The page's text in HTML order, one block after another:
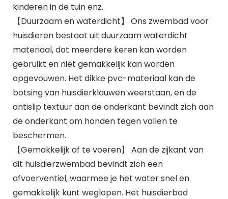
kinderen in de tuin enz.
【Duurzaam en waterdicht】 Ons zwembad voor
huisdieren bestaat uit duurzaam waterdicht
materiaal, dat meerdere keren kan worden
gebruikt en niet gemakkelijk kan worden
opgevouwen. Het dikke pvc-materiaal kan de
botsing van huisdierklauwen weerstaan, en de
antislip textuur aan de onderkant bevindt zich aan
de onderkant om honden tegen vallen te
beschermen.
【Gemakkelijk af te voeren】 Aan de zijkant van
dit huisdierzwembad bevindt zich een
afvoerventiel, waarmee je het water snel en
gemakkelijk kunt weglopen. Het huisdierbad